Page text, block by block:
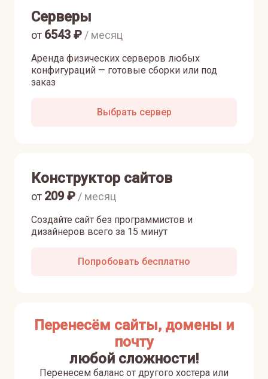
Серверы
Аренда физических серверов любых
конфигураций — готовые сборки или под
заказ
от 6543 ₽ / месяц
Выбрать сервер
Конструктор сайтов
Создайте сайт без программистов и
дизайнеров всего за 15 минут
от 209₽ / месяц
Попробовать бесплатно
Перенесём сайты, домены и
почту
любой сложности!
Перенесем баланс от другого хостера или